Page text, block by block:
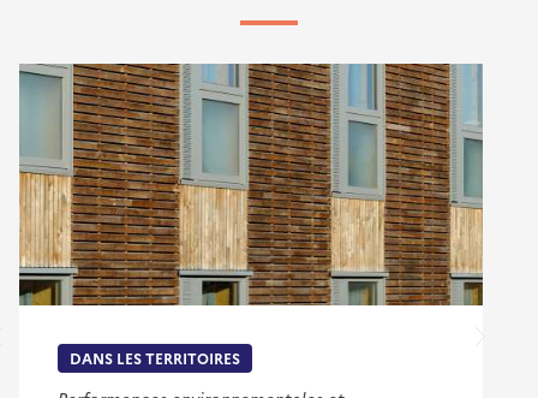
DANS LES TERRITOIRES